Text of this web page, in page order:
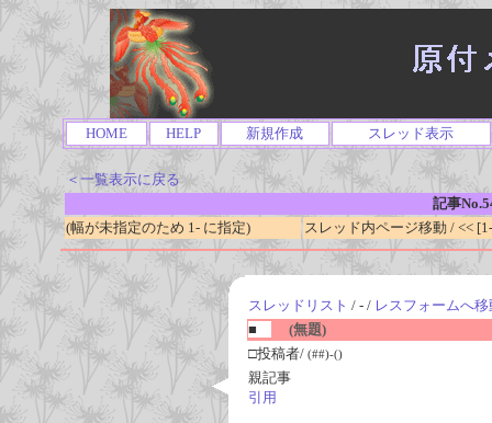
HOME HELP 新規作成 スレッド表示
＜一覧表示に戻る
記事
(幅が未指定のため 1- に指定)
スレッド内ページ移動 / <<
スレッドリスト / - / レスフォームへ移
■
(無題)
□投稿者/ (##)-()
親記事
引用